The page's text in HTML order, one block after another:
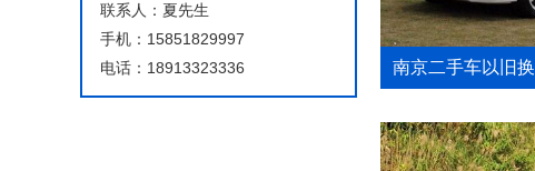
联系人：夏先生
手机：15851829997
电话：18913323336
南京二手车以旧换